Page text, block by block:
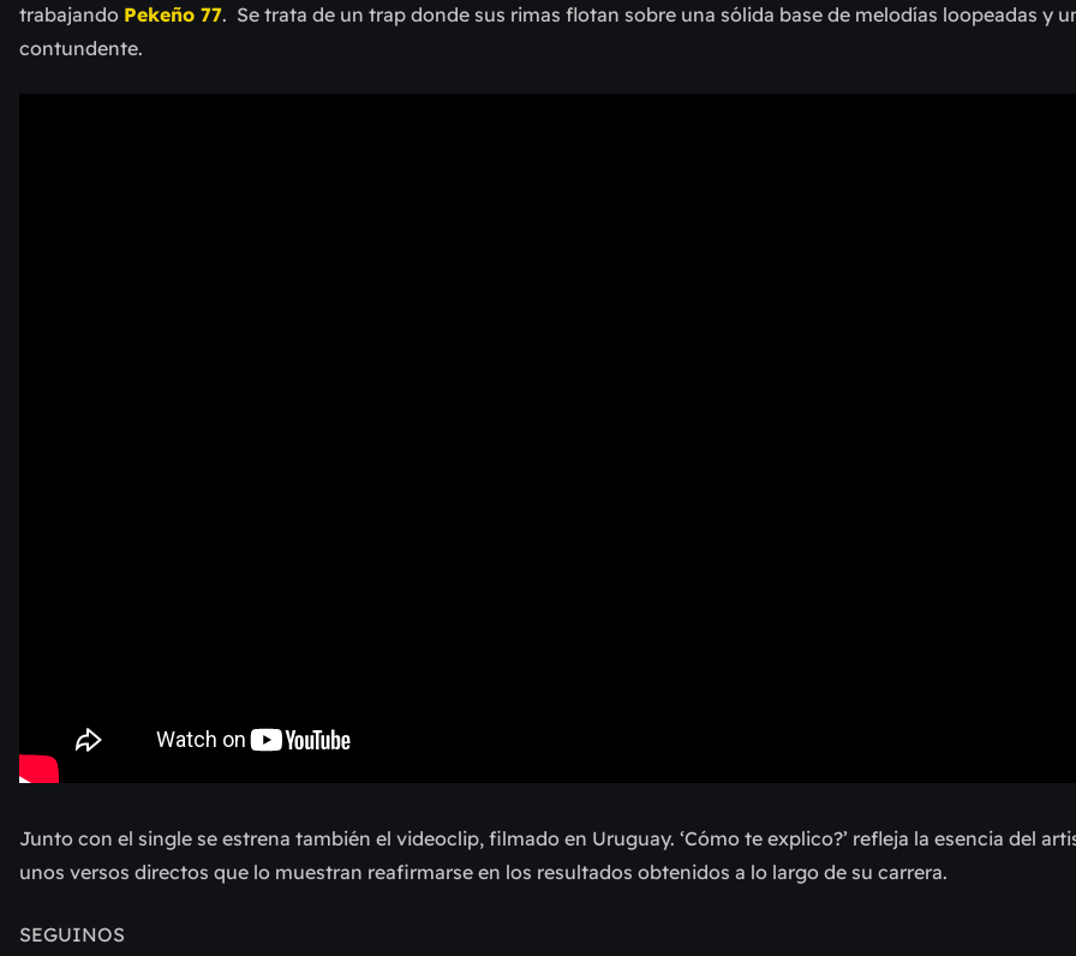
trabajando Pekeño 77. Se trata de un trap donde sus rimas flotan sobre una sólida base de melodías loopeadas y
contundente.
Junto con el single se estrena también el videoclip, filmado en Uruguay. ‘Cómo te explico?’ refleja la esencia del
unos versos directos que lo muestran reafirmarse en los resultados obtenidos a lo largo de su carrera.
SEGUINOS